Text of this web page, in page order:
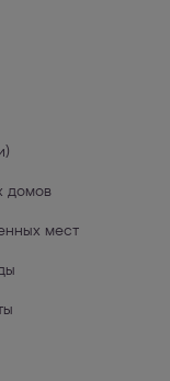
домов
мест